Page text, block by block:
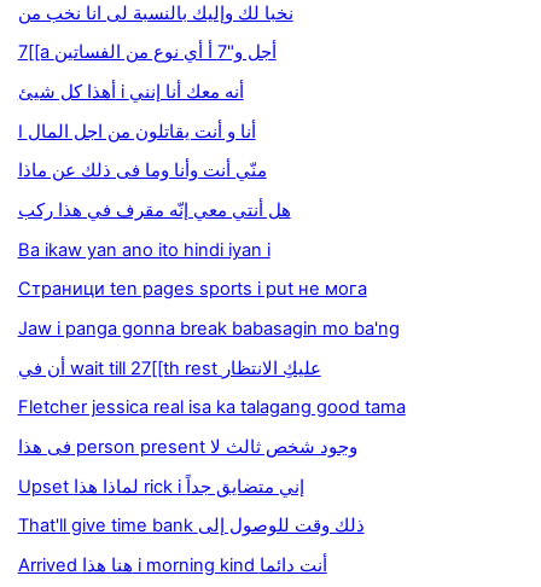
نخبا لك وإليك بالنسبة لى انا نخب من
7[[a أجل و"7 أ أي نوع من الفساتين
أهذا كل شيئ i أنه معك أنا إنني
I أنا و أنت يقاتلون من اجل المال
منّي أنت وأنا وما فى ذلك عن ماذا
هل أنتي معي إنّه مقرف في هذا ركب
Ba ikaw yan ano ito hindi iyan i
Страници ten pages sports i put не мога
Jaw i panga gonna break babasagin mo ba'ng
أن في wait till 27[[th rest عليكِ الانتظار
Fletcher jessica real isa ka talagang good tama
فى هذا person present وجود شخص ثالث لا
Upset لماذا هذا rick i إني متضايق جداً
That'll give time bank ذلك وقت للوصول إلى
Arrived هنا هذا i morning kind أنت دائما